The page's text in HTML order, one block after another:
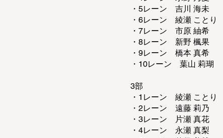
・5レーン 吉川 海未
・6レーン 綾瀬 ことり
・7レーン 市原 紬希
・8レーン 新野 楓果
・9レーン 橋本 真希
・10レーン 葉山 莉瑚
3部
・1レーン 綾瀬 ことり
・2レーン 遠藤 莉乃
・3レーン 片瀬 真花
・4レーン 永瀬 真梨